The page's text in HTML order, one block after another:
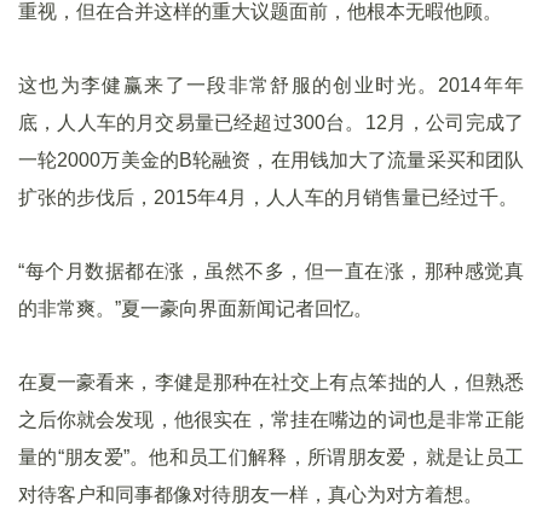
重视，但在合并这样的重大议题面前，他根本无暇他顾。
这也为李健赢来了一段非常舒服的创业时光。2014年年
底，人人车的月交易量已经超过300台。12月，公司完成了
一轮2000万美金的B轮融资，在用钱加大了流量采买和团队
扩张的步伐后，2015年4月，人人车的月销售量已经过千。
“每个月数据都在涨，虽然不多，但一直在涨，那种感觉真
的非常爽。”夏一豪向界面新闻记者回忆。
在夏一豪看来，李健是那种在社交上有点笨拙的人，但熟悉
之后你就会发现，他很实在，常挂在嘴边的词也是非常正能
量的“朋友爱”。他和员工们解释，所谓朋友爱，就是让员工
对待客户和同事都像对待朋友一样，真心为对方着想。